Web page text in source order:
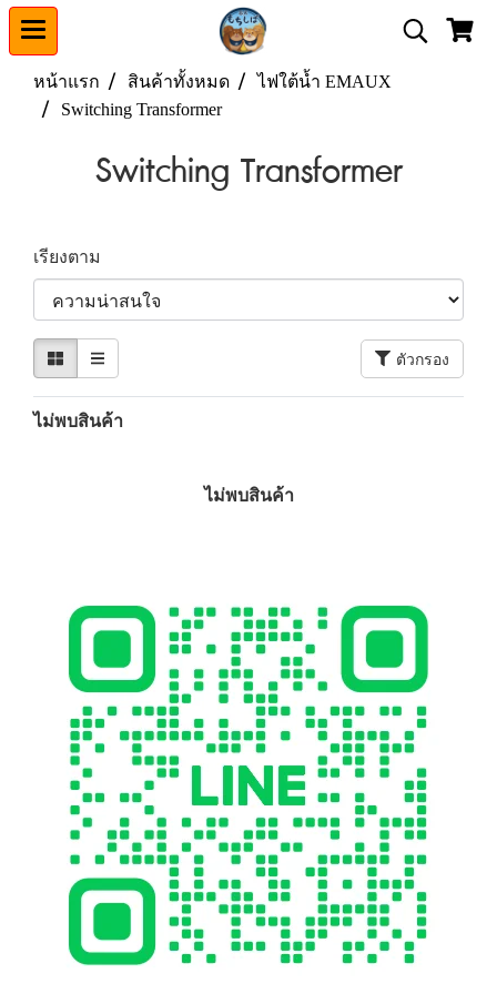
หน้าแรก สินค้าทั้งหมด
ไฟใต้น้ำ EMAUX
Switching Transformer
Switching Transformer
เรียงตาม
ตัวกรอง
ไม่พบสินค้า
ไม่พบสินค้า